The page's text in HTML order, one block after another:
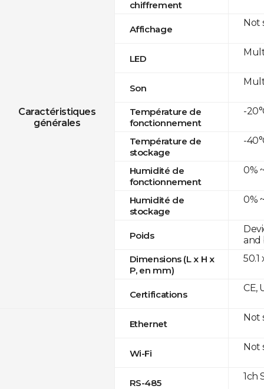
Caractéristiques
générales
chiffrement
Affichage
LED
Son
Température de
fonctionnement
Température de
stockage
Humidité de
fonctionnement
Humidité de
stockage
Poids
Dimensions (L x H x
P, en mm)
Certifications
Ethernet
Wi-Fi
RS-485
Not
-
-
0%
0%
and
50.1
CE,
Not
Not
1ch